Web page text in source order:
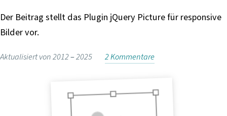
r
g
Der Beitrag stellt das Plugin jQuery Picture für responsive
Bilder vor.
Aktualisiert von 2012 –2025 2 Kommentare